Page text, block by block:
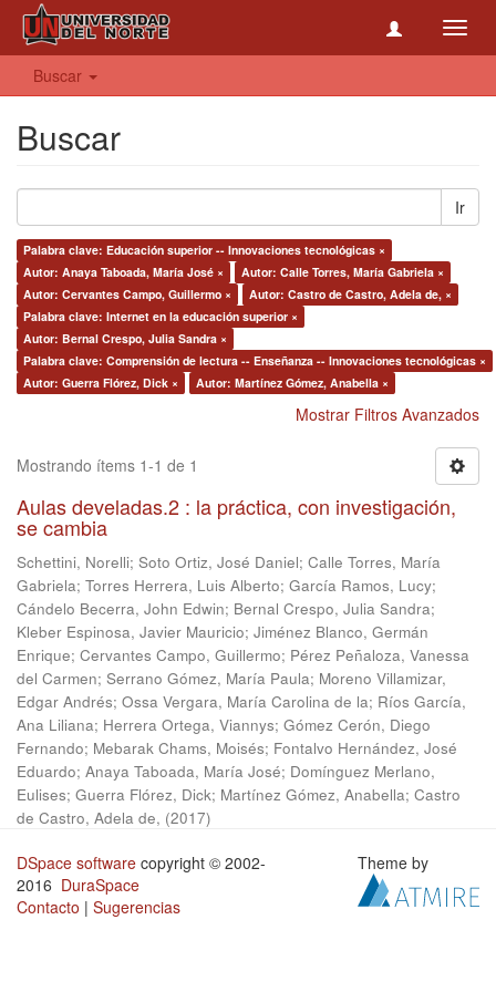
Buscar
Buscar
Ir
Palabra clave: Educación superior -- Innovaciones tecnológicas ×
Autor: Anaya Taboada, María José ×
Autor: Calle Torres, María Gabriela ×
Autor: Cervantes Campo, Guillermo ×
Autor: Castro de Castro, Adela de, ×
Palabra clave: Internet en la educación superior ×
Autor: Bernal Crespo, Julia Sandra ×
Palabra clave: Comprensión de lectura -- Enseñanza -- Innovaciones tecnológicas ×
Autor: Guerra Flórez, Dick ×
Autor: Martínez Gómez, Anabella ×
Mostrar Filtros Avanzados
Mostrando ítems 1-1 de 1
Aulas develadas.2 : la práctica, con investigación,
se cambia
Schettini, Norelli; Soto Ortiz, José Daniel; Calle Torres, María
Gabriela; Torres Herrera, Luis Alberto; García Ramos, Lucy;
Cándelo Becerra, John Edwin; Bernal Crespo, Julia Sandra;
Kleber Espinosa, Javier Mauricio; Jiménez Blanco, Germán
Enrique; Cervantes Campo, Guillermo; Pérez Peñaloza, Vanessa
del Carmen; Serrano Gómez, María Paula; Moreno Villamizar,
Edgar Andrés; Ossa Vergara, María Carolina de la; Ríos García,
Ana Liliana; Herrera Ortega, Viannys; Gómez Cerón, Diego
Fernando; Mebarak Chams, Moisés; Fontalvo Hernández, José
Eduardo; Anaya Taboada, María José; Domínguez Merlano,
Eulises; Guerra Flórez, Dick; Martínez Gómez, Anabella; Castro
de Castro, Adela de, (2017)
DSpace software copyright © 2002-
2016 DuraSpace
Contacto | Sugerencias
Theme by